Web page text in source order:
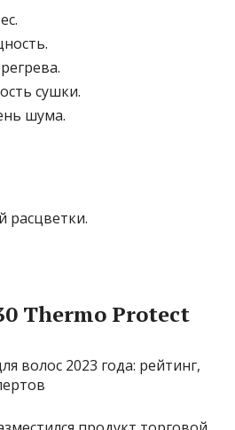
сушки.
шума.
расцветки.
Thermo Protect